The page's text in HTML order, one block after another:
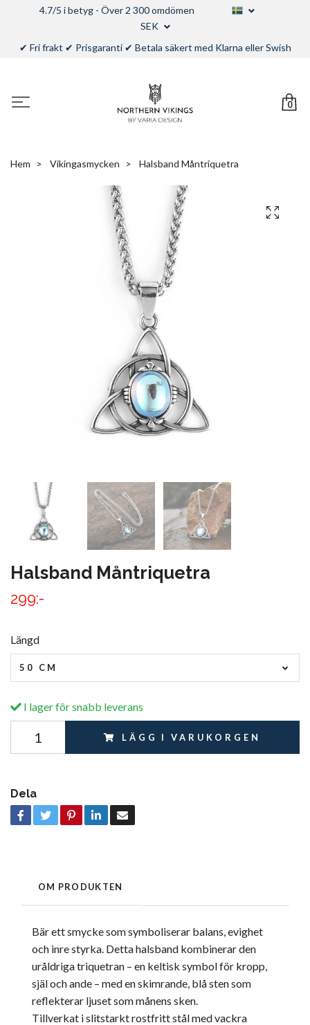
4.7/5 i betyg - Över 2 300 omdömen
SEK
✔ Fri frakt ✔ Prisgaranti ✔ Betala säkert med Klarna eller Swish
0
Hem Vikingasmycken Halsband Måntriquetra
Halsband Måntriquetra
299:-
Längd
50 CM
I lager för snabb leverans
LÄGG I VARUKORGEN
Dela
OM PRODUKTEN
Bär ett smycke som symboliserar balans, evighet
och inre styrka. Detta halsband kombinerar den
uråldriga triquetran – en keltisk symbol för kropp,
själ och ande – med en skimrande, blå sten som
reflekterar ljuset som månens sken.
Tillverkat i slitstarkt rostfritt stål med vackra